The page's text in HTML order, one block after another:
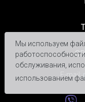
E-mail:
Мы используем
обслуживания,
использованием